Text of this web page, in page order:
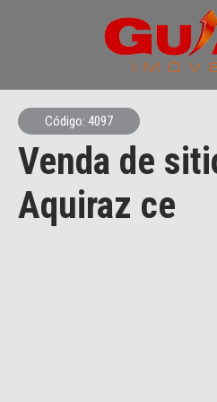
Código: 4097
Venda de
Aquiraz ce